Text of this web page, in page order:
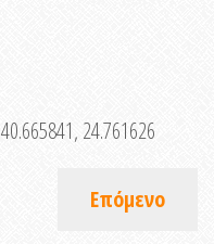
40.665841, 24.761626
Επόμενο